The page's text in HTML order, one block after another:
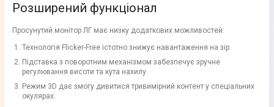
Розширений функціонал
Просунутий монітор ЛГ має низку додаткових можливостей:
Технологія Flicker-Free істотно знижує навантаження на зір.
Підставка з поворотним механізмом забезпечує зручне
регулювання висоти та кута нахилу.
Режим 3D дає змогу дивитися тривимірний контент у спеціальних
окулярах.